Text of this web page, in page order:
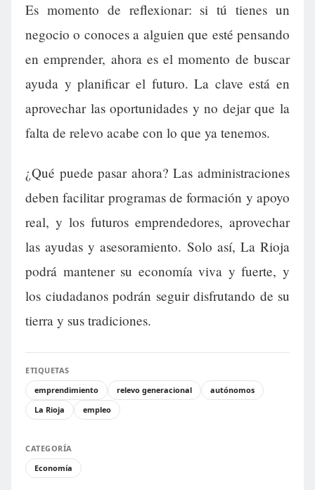
Es momento de reflexionar: si tú tienes un
negocio o conoces a alguien que esté pensando
en emprender, ahora es el momento de buscar
ayuda y planificar el futuro. La clave está en
aprovechar las oportunidades y no dejar que la
falta de relevo acabe con lo que ya tenemos.
¿Qué puede pasar ahora? Las administraciones
deben facilitar programas de formación y apoyo
real, y los futuros emprendedores, aprovechar
las ayudas y asesoramiento. Solo así, La Rioja
podrá mantener su economía viva y fuerte, y
los ciudadanos podrán seguir disfrutando de su
tierra y sus tradiciones.
ETIQUETAS
emprendimiento
relevo generacional
autónomos
La Rioja
empleo
CATEGORÍA
Economía